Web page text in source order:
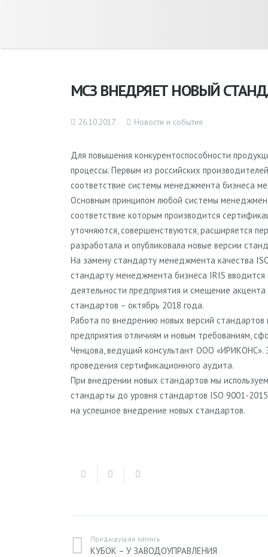
МСЗ ВНЕДРЯЕТ НОВЫЙ
26.10.2017 Новости и события
Для повышения конкурентоспособности
процессы. Первым из российских
соответствие системы менеджмента бизнеса
Основным принципом любой системы
соответствие которым производится
уточняются, совершенствуются, расширяется
разработала и опубликовала новые версии
На замену стандарту менеджмента качества
стандарту менеджмента бизнеса IRIS
деятельности предприятия и смещение
стандартов – октябрь 2018 года.
Работа по внедрению новых версий
предприятия отличиям и новым требованиям,
Ченцова, ведущий консультант ООО «ИРИКОНС».
проведения сертификационного аудита.
При внедрении новых стандартов мы
стандарты до уровня стандартов ISO 9001-
на успешное внедрение новых стандартов.
Предыдущая запись
КУБОК – У ЗАВОДОУПРАВЛЕНИЯ